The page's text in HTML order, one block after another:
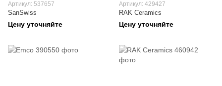
Артикул: 537657
SanSwiss
Цену уточняйте
Артикул: 429427
RAK Ceramics
Цену уточняйте